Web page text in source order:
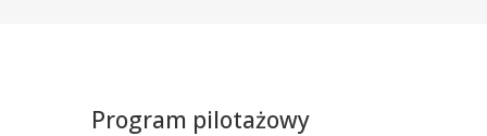
Program pilotażowy